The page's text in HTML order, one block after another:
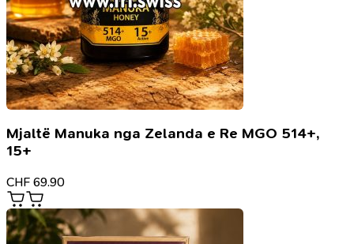
Mjaltë Manuka nga Zelanda e Re MGO 514+,
15+
CHF 69.90